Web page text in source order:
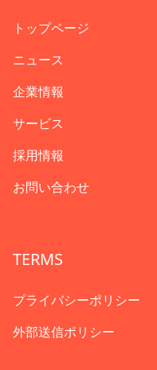
トップページ
ニュース
企業情報
サービス
採用情報
お問い合わせ
TERMS
プライバシーポリシー
外部送信ポリシー